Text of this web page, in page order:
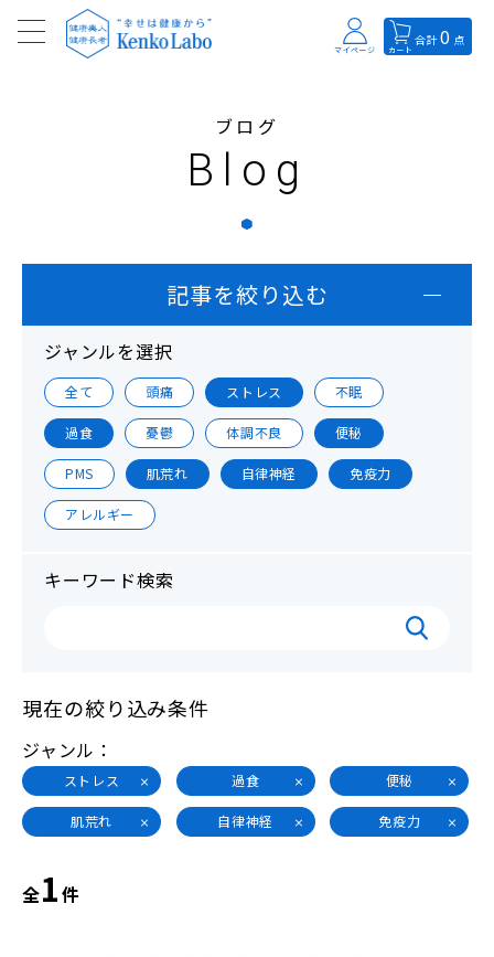
マイページ カート
合計0 点
ブログ
Blog
記事を絞り込む
ジャンルを選択
全て 頭痛 ストレス 不眠
過食 憂鬱 体調不良 便秘
PMS 肌荒れ 自律神経 免疫力
アレルギー
キーワード検索
現在の絞り込み条件
ジャンル
ストレス 過食 便秘
肌荒れ 自律神経 免疫力
全1件